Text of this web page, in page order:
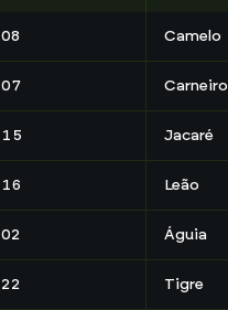
08 Camelo
07 Carneiro
15 Jacaré
16 Leão
02 Águia
22 Tigre